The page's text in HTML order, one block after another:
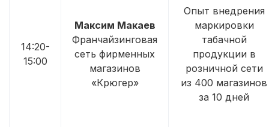
14:20-
15:00
Максим Макаев
Франчайзинговая
сеть фирменных
магазинов
«Крюгер»
Опыт внедрения
маркировки
табачной
продукции в
розничной сети
из 400 магазинов
за 10 дней